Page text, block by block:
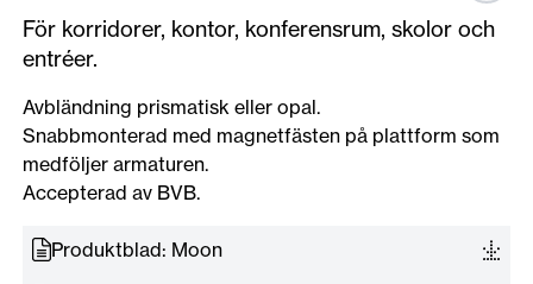
För korridorer, kontor, konferensrum, skolor och
entréer.
Avbländning prismatisk eller opal.
Snabbmonterad med magnetfästen på plattform som
medföljer armaturen.
Accepterad av BVB.
Produktblad: Moon